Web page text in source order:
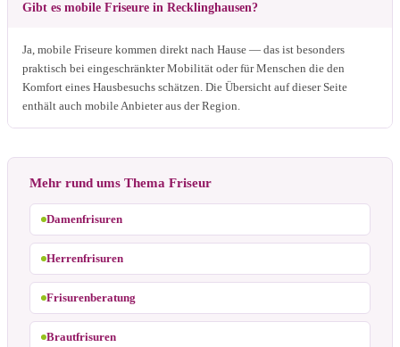
Gibt es mobile Friseure in Recklinghausen?
Ja, mobile Friseure kommen direkt nach Hause — das ist besonders
praktisch bei eingeschränkter Mobilität oder für Menschen die den
Komfort eines Hausbesuchs schätzen. Die Übersicht auf dieser Seite
enthält auch mobile Anbieter aus der Region.
Mehr rund ums Thema Friseur
Damenfrisuren
Herrenfrisuren
Frisurenberatung
Brautfrisuren